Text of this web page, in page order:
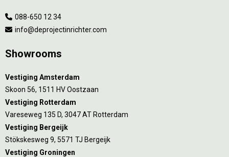
088-650 12 34
info@deprojectinrichter.com
Showrooms
Vestiging Amsterdam
Skoon 56, 1511 HV Oostzaan
Vestiging Rotterdam
Vareseweg 135 D, 3047 AT Rotterdam
Vestiging Bergeijk
Stökskesweg 9, 5571 TJ Bergeijk
Vestiging Groningen